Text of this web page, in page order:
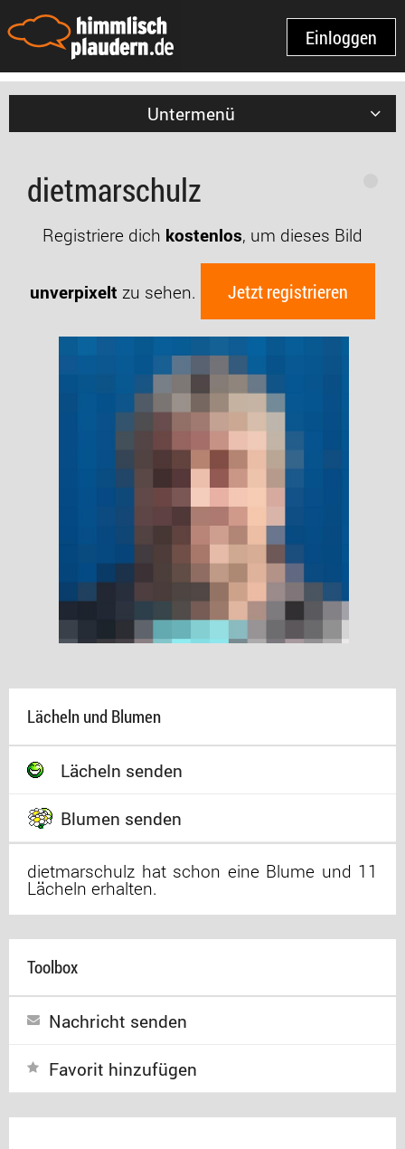
Einloggen
Untermenü
dietmarschulz
Registriere dich kostenlos, um dieses Bild
unverpixelt zu sehen. Jetzt registrieren
Lächeln und Blumen
Lächeln senden
Blumen senden
dietmarschulz hat schon eine Blume und 11
Lächeln erhalten.
Toolbox
Nachricht senden
Favorit hinzufügen